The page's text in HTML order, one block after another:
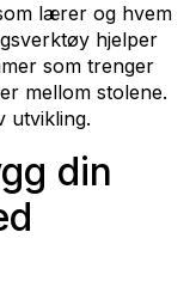
lærer og hvem
hjelper
som trenger
mellom stolene.
utvikling.
din